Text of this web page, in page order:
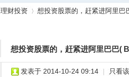
理财投资
›
想投资股票的，赶紧进阿里巴
想投资股票的，赶紧进阿里巴巴(
发表于 2014-10-24 09:14 | 只看